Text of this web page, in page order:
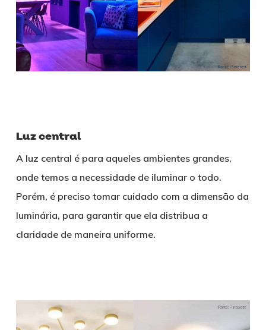
Luz central
A luz central é para aqueles ambientes grandes,
onde temos a necessidade de iluminar o todo.
Porém, é preciso tomar cuidado com a dimensão da
luminária, para garantir que ela distribua a
claridade de maneira uniforme.